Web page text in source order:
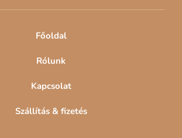
Főoldal
Rólunk
Kapcsolat
Szállítás & fizetés